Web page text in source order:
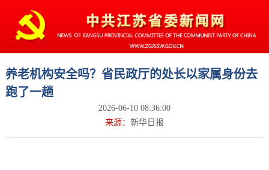
养老机构安全吗？省民政厅的处长以家属身份去
跑了一趟
2026-06-10 08:36:00
来源： 新华日报